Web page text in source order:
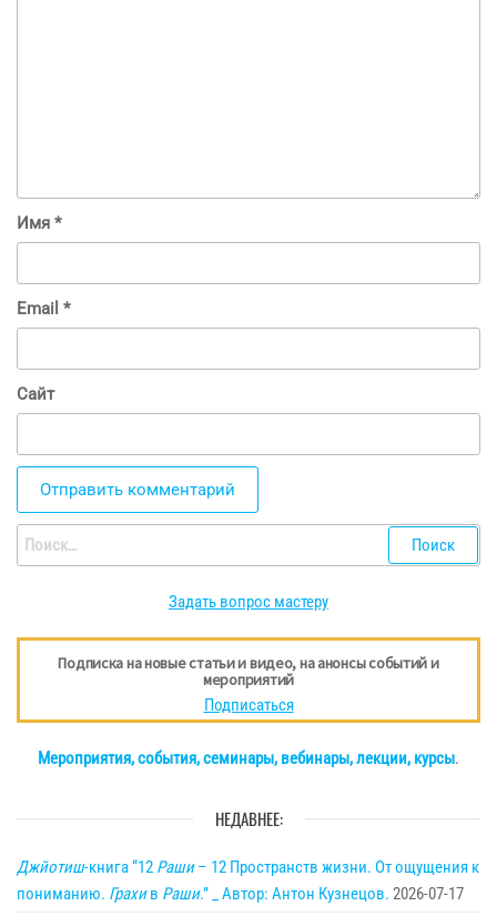
Имя *
Email *
Сайт
Найти:
Задать вопрос мастеру
Подписка на новые статьи и видео, на анонсы событий и
мероприятий
Подписаться
Мероприятия, события, семинары, вебинары, лекции, курсы.
НЕДАВНЕЕ:
Джйотиш-книга “12 Раши– 12 Пространств жизни. От ощущения к
пониманию. Грахив Раши.” _ Автор: Антон Кузнецов. 2026-07-17